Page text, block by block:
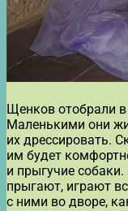
Щенков отобрали
Маленькими они
их дрессировать.
им будет
и прыгучие
прыгают, играют
с ними во дворе,